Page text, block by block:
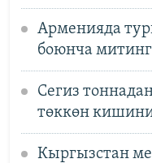
Арменияда
боюнча
Сегиз
төккөн
Кыргызстан